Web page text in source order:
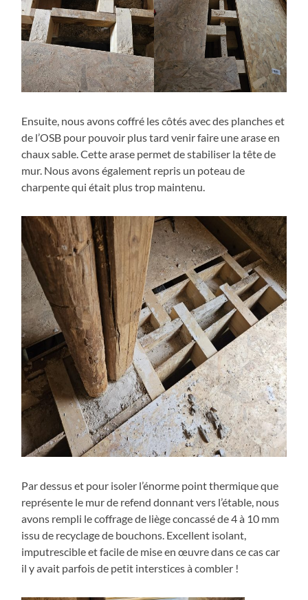
Ensuite, nous avons coffré les côtés avec des planches et
de l’OSB pour pouvoir plus tard venir faire une arase en
chaux sable. Cette arase permet de stabiliser la tête de
mur. Nous avons également repris un poteau de
charpente qui était plus trop maintenu.
Par dessus et pour isoler l’énorme point thermique que
représente le mur de refend donnant vers l’étable, nous
avons rempli le coffrage de liège concassé de 4 à 10 mm
issu de recyclage de bouchons. Excellent isolant,
imputrescible et facile de mise en œuvre dans ce cas car
il y avait parfois de petit interstices à combler !